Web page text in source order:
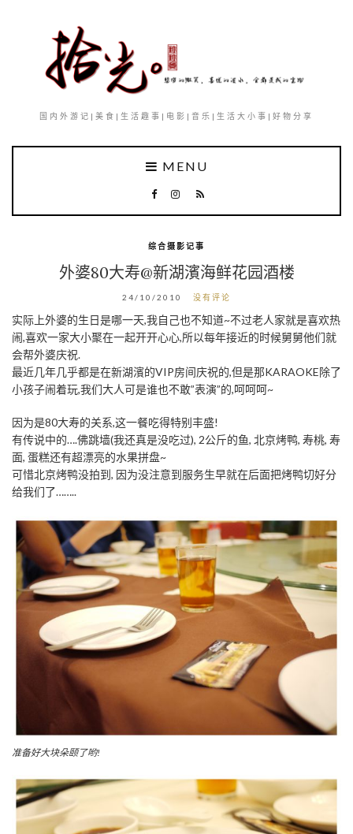
国内外游记|美食|生活趣事|电影|音乐|生活大小事|好物分享
MENU
综合摄影记事
外婆80大寿@新湖濱海鲜花园酒楼
24/10/2010 没有评论
实际上外婆的生日是哪一天,我自己也不知道~不过老人家就是喜欢热
闹,喜欢一家大小聚在一起开开心心,所以每年接近的时候舅舅他们就
会帮外婆庆祝.
最近几年几乎都是在新湖濱的VIP房间庆祝的,但是那KARAOKE除了
小孩子闹着玩,我们大人可是谁也不敢”表演”的,呵呵呵~
因为是80大寿的关系,这一餐吃得特别丰盛!
有传说中的….佛跳墙(我还真是没吃过), 2公斤的鱼, 北京烤鸭, 寿桃, 寿
面, 蛋糕还有超漂亮的水果拼盘~
可惜北京烤鸭没拍到, 因为没注意到服务生早就在后面把烤鸭切好分
给我们了……..
准备好大块朵颐了哟!